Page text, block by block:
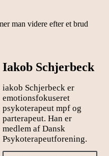
Iakob Schjerbeck
iakob Schjerbeck er
emotionsfokuseret
psykoterapeut mpf og
parterapeut. Han er
medlem af Dansk
Psykoterapeutforening.